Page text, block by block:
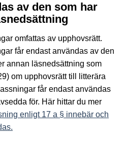
av den som har
omfattas av upphovsrätt.
får endast användas av den
annan läsnedsättning som
om upphovsrätt till litterära
får endast användas
för. Här hittar du mer
enligt 17 a § innebär och